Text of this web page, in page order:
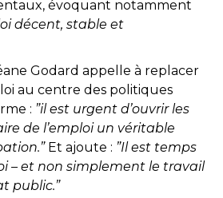
évoquant notamment
décent, stable et
Godard appelle à replacer
au centre des politiques
: ”il est urgent d’ouvrir les
de l’emploi un véritable
Et ajoute : ”Il est temps
– et non simplement le travail
public.”